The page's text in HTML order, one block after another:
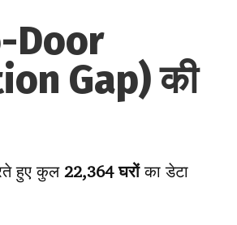
Door
Gap) की
हुए कुल 22,364 घरोंका डेटा